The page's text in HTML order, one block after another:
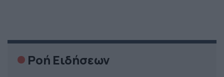
Ροή Ειδήσεων